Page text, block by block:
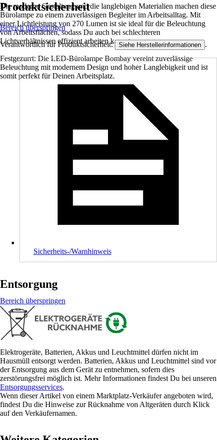
Die moderne Gestaltung und die langlebigen Materialien machen diese
Bürolampe zu einem zuverlässigen Begleiter im Arbeitsalltag. Mit
einer Lichtleistung von 270 Lumen ist sie ideal für die Beleuchtung
von Arbeitsflächen, sodass Du auch bei schlechteren
Lichtverhältnissen effizient arbeiten kannst.
Festgezurrt: Die LED-Bürolampe Bombay vereint zuverlässige
Beleuchtung mit modernem Design und hoher Langlebigkeit und ist
somit perfekt für Deinen Arbeitsplatz.
Produktsicherheit
Bereich überspringen
Verantwortlich für Produktsicherheit: Siehe Herstellerinformationen .
Sicherheits-/Warnhinweis
Entsorgung
Bereich überspringen
Elektrogeräte, Batterien, Akkus und Leuchtmittel dürfen nicht im
Hausmüll entsorgt werden. Batterien, Akkus und Leuchtmittel sind vor
der Entsorgung aus dem Gerät zu entnehmen, sofern dies
zerstörungsfrei möglich ist. Mehr Informationen findest Du bei unseren
Entsorgungsservices.
Wenn dieser Artikel von einem Marktplatz-Verkäufer angeboten wird,
findest Du die Hinweise zur Rücknahme von Altgeräten durch Klick
auf den Verkäufernamen.